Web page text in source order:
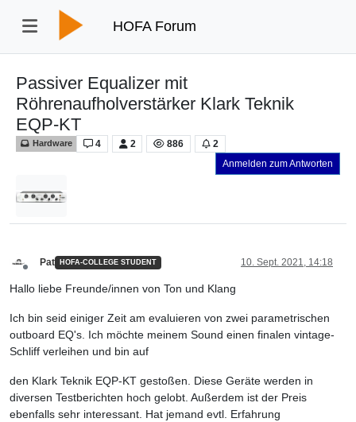
HOFA Forum
Passiver Equalizer mit
Röhrenaufholverstärker Klark Teknik
EQP-KT
Hardware 4 2 886
2
Anmelden zum Antworten
Pat HOFA-COLLEGE STUDENT 10. Sept. 2021, 14:18
Hallo liebe Freunde/innen von Ton und Klang
Ich bin seid einiger Zeit am evaluieren von zwei parametrischen
outboard EQ's. Ich möchte meinem Sound einen finalen vintage-
Schliff verleihen und bin auf
den Klark Teknik EQP-KT gestoßen. Diese Geräte werden in
diversen Testberichten hoch gelobt. Außerdem ist der Preis
ebenfalls sehr interessant. Hat jemand evtl. Erfahrung